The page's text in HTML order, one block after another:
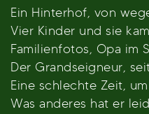
Ein Hinterhof, von
Vier Kinder und sie
Familienfotos, Opa im
Der Grandseigneur,
Eine schlechte Zeit,
Was anderes hat er